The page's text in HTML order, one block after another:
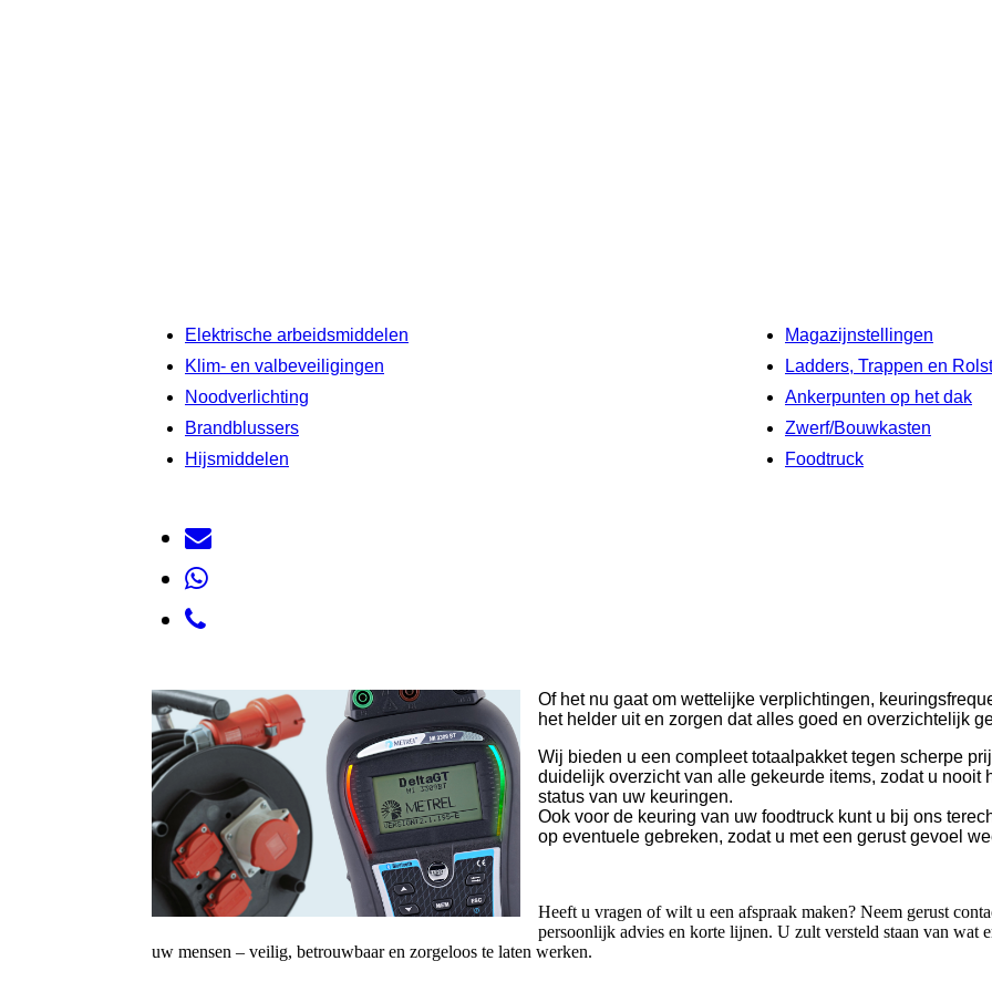
Elektrische arbeidsmiddelen
Klim- en valbeveiligingen
Noodverlichting
Brandblussers
Hijsmiddelen
Magazijnstellingen
Ladders, Trappen en
Ankerpunten op het dak
Zwerf/Bouwkasten
Foodtruck
Of het nu gaat om wettelijke verplichtingen,
het helder uit en zorgen dat alles goed en overzichtelijk
Wij bieden u een compleet totaalpakket tegen scherpe
duidelijk overzicht van alle gekeurde items, zodat u nooit
status van uw keuringen.
Ook voor de keuring van uw foodtruck kunt u bij ons
op eventuele gebreken, zodat u met een gerust gevoel
Heeft u vragen of wilt u een afspraak maken? Neem gerust
persoonlijk advies en korte lijnen. U zult versteld staan van wat
uw mensen – veilig, betrouwbaar en zorgeloos te laten werken.